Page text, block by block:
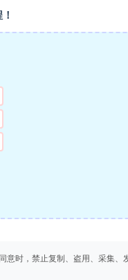
时，禁止复制、盗用、采集、